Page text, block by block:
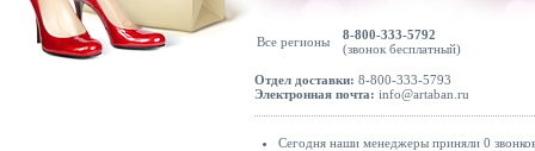
Все регионы
8-800-333-5792
(звонок бесплатный)
Отдел доставки: 8-800-333-5793
Электронная почта: info@artaban.ru
Сегодня наши менеджеры приняли 0